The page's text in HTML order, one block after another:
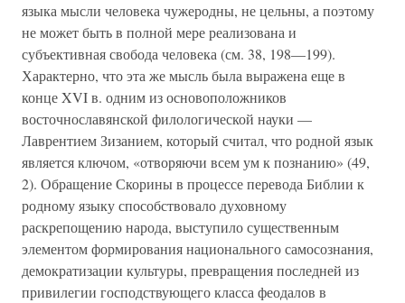
языка мысли человека чужеродны, не цельны, а поэтому
не может быть в полной мере реализована и
субъективная свобода человека (см. 38, 198—199).
Характерно, что эта же мысль была выражена еще в
конце XVI в. одним из основоположников
восточнославянской филологической науки —
Лаврентием Зизанием, который считал, что родной язык
является ключом, «отворяючи всем ум к познанию» (49,
2). Обращение Скорины в процессе перевода Библии к
родному языку способствовало духовному
раскрепощению народа, выступило существенным
элементом формирования национального самосознания,
демократизации культуры, превращения последней из
привилегии господствующего класса феодалов в